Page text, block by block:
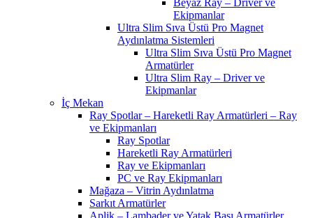
Beyaz Ray – Driver ve
Ekipmanlar
Ultra Slim Sıva Üstü Pro Magnet
Aydınlatma Sistemleri
Ultra Slim Sıva Üstü Pro Magnet
Armatürler
Ultra Slim Ray – Driver ve
Ekipmanlar
İç Mekan
Ray Spotlar – Hareketli Ray Armatürleri – Ray
ve Ekipmanları
Ray Spotlar
Hareketli Ray Armatürleri
Ray ve Ekipmanları
PC ve Ray Ekipmanları
Mağaza – Vitrin Aydınlatma
Sarkıt Armatürler
Aplik – Lambader ve Yatak Başı Armatürler